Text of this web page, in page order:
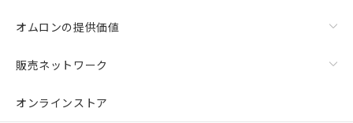
オムロンの提供価値
販売ネットワーク
オンラインストア